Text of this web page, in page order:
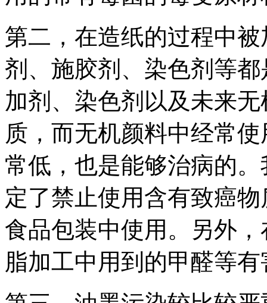
第二，在造纸的过程中
剂、施胶剂、染色剂等
加剂、染色剂以及未来
质，而无机颜料中经常
常低，也是能够治病的
定了禁止使用含有致癌
食品包装中使用。另外
脂加工中用到的甲醛等